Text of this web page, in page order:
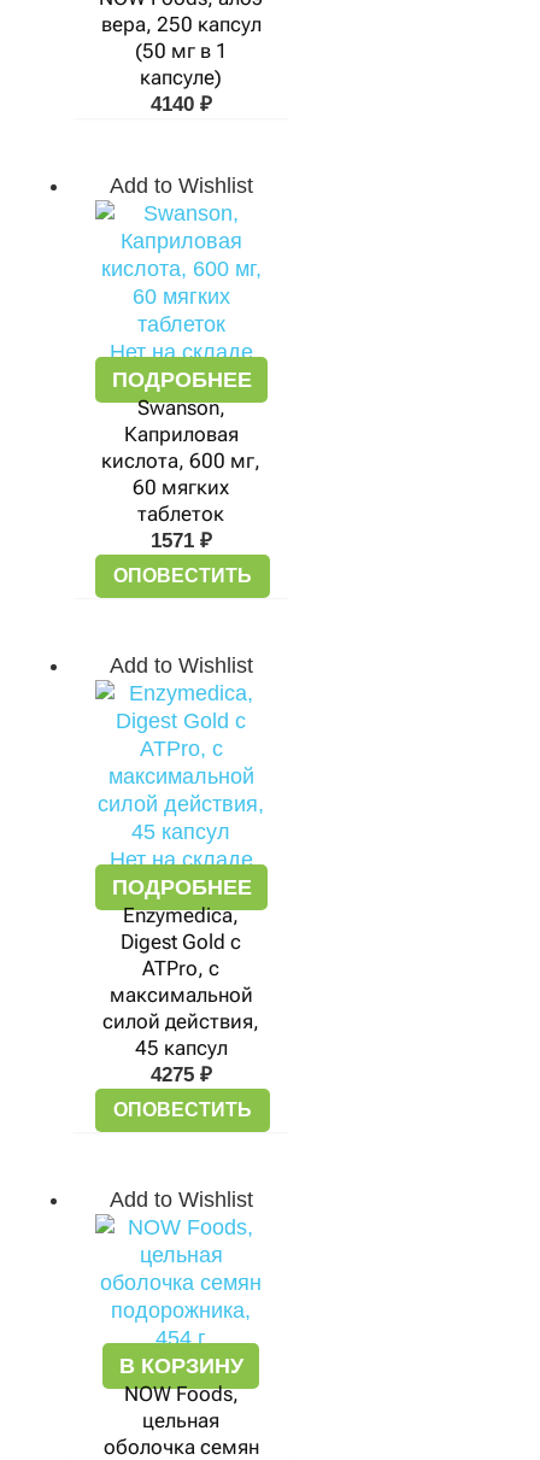
вера, 250 капсул
(50 мг в 1
капсуле)
4140 ₽
Add to Wishlist
Нет на складе
ПОДРОБНЕЕ
Swanson,
Каприловая
кислота, 600 мг,
60 мягких
таблеток
1571 ₽
ОПОВЕСТИТЬ
Add to Wishlist
Нет на складе
ПОДРОБНЕЕ
Enzymedica,
Digest Gold с
ATPro, с
максимальной
силой действия,
45 капсул
4275 ₽
ОПОВЕСТИТЬ
Add to Wishlist
В КОРЗИНУ
NOW Foods,
цельная
оболочка семян